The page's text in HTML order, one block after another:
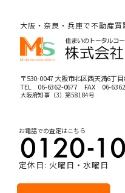
大阪・奈良・兵庫で不動産買
〒530-0047 大阪市北区西天満6丁
TEL 06-6362-0677FAX 06-
大阪府知事（3）第58184号
お電話での査定はこちら
定休日: 火曜日・水曜日